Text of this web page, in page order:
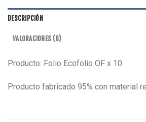
DESCRIPCIÓN
VALORACIONES (0)
Producto: Folio Ecofolio OF x 10
Producto fabricado 95% con material